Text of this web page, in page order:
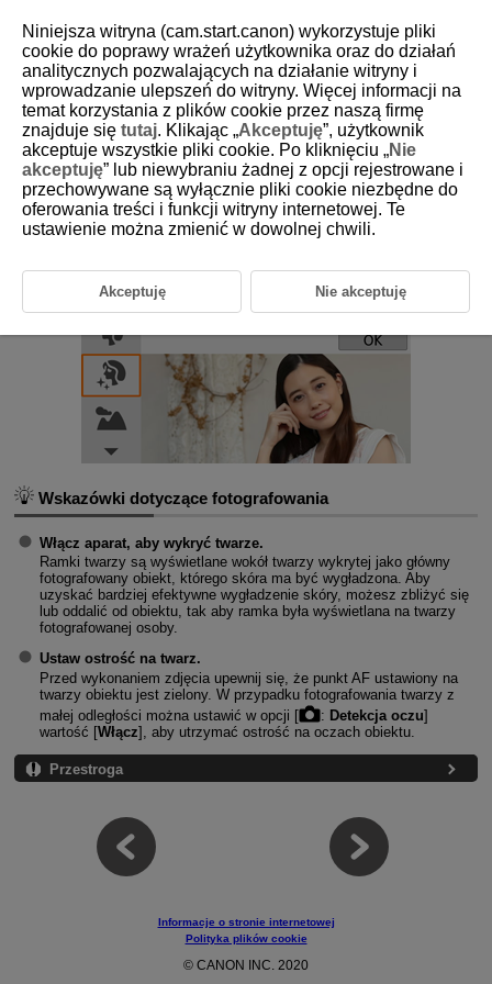
D101-030
Tryb Gładka Cera
Wybierz tryb [ ] ( Gładka cera), aby skóra wyglądała bardziej
atrakcyjnie. Przetwarzanie obrazów nadaje skórze gładszy wygląd.
Wskazówki dotyczące fotografowania
Włącz aparat, aby wykryć twarze.
Ramki twarzy są wyświetlane wokół twarzy wykrytej jako główny
fotografowany obiekt, którego skóra ma być wygładzona. Aby
uzyskać bardziej efektywne wygładzenie skóry, możesz zbliżyć się
lub oddalić od obiektu, tak aby ramka była wyświetlana na twarzy
fotografowanej osoby.
Ustaw ostrość na twarz.
Przed wykonaniem zdjęcia upewnij się, że punkt AF ustawiony na
twarzy obiektu jest zielony. W przypadku fotografowania twarzy z
małej odległości można ustawić w opcji [
: Detekcja oczu]
wartość [Włącz], aby utrzymać ostrość na oczach obiektu.
Przestroga
Informacje o stronie internetowej
Polityka plików cookie
© CANON INC. 2020
Niniejsza witryna (cam.start.canon) wykorzystuje pliki
cookie do poprawy wrażeń użytkownika oraz do działań
analitycznych pozwalających na działanie witryny i
wprowadzanie ulepszeń do witryny. Więcej informacji na
temat korzystania z plików cookie przez naszą firmę
znajduje się tutaj. Klikając „Akceptuję”, użytkownik
akceptuje wszystkie pliki cookie. Po kliknięciu „Nie
akceptuję” lub niewybraniu żadnej z opcji rejestrowane i
przechowywane są wyłącznie pliki cookie niezbędne do
oferowania treści i funkcji witryny internetowej. Te
ustawienie można zmienić w dowolnej chwili.
Akceptuję Nie akceptuję